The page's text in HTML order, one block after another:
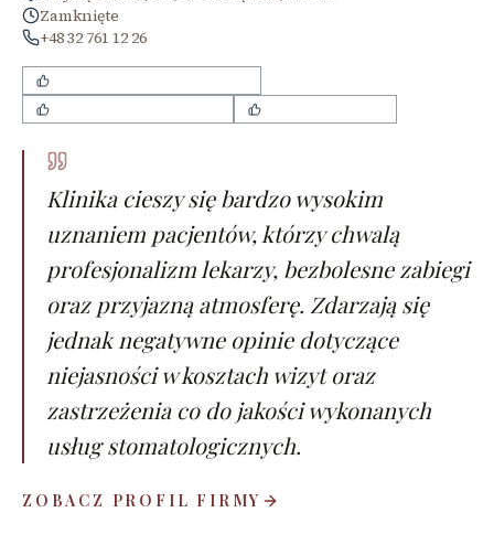
Zamknięte
+48 32 761 12 26
Klinika cieszy się bardzo wysokim
uznaniem pacjentów, którzy chwalą
profesjonalizm lekarzy, bezbolesne zabiegi
oraz przyjazną atmosferę. Zdarzają się
jednak negatywne opinie dotyczące
niejasności w kosztach wizyt oraz
zastrzeżenia co do jakości wykonanych
usług stomatologicznych.
ZOBACZ PROFIL FIRMY